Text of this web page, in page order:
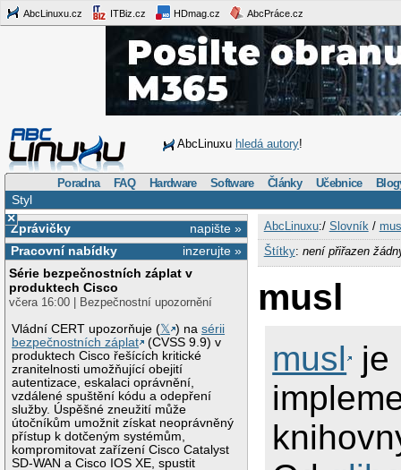
AbcLinuxu.cz ITBiz.cz HDmag.cz AbcPráce.cz
AbcLinuxu hledá autory!
Poradna FAQ Hardware Software Články Učebnice
Styl
×
napište »
Zprávičky
inzerujte »
Pracovní nabídky
Série bezpečnostních záplat v
produktech Cisco
včera 16:00 | Bezpečnostní upozornění
Vládní CERT upozorňuje (𝕏 ) nasérii
bezpečnostních záplat
(CVSS 9.9) v
produktech Cisco řešících kritické
zranitelnosti umožňující obejití
autentizace, eskalaci oprávnění,
vzdálené spuštění kódu a odepření
služby. Úspěšné zneužití může
útočníkům umožnit získat neoprávněný
přístup k dotčeným systémům,
kompromitovat zařízení Cisco Catalyst
SD-WAN a Cisco IOS XE, spustit
AbcLinuxu:/ Slovník/
Štítky: není přiřazen
musl
musl je